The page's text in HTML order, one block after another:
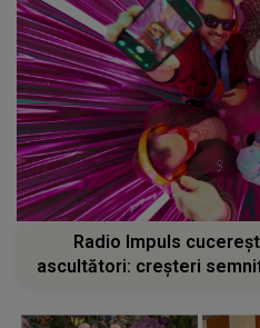
Radio Impuls
ascultători: creșteri